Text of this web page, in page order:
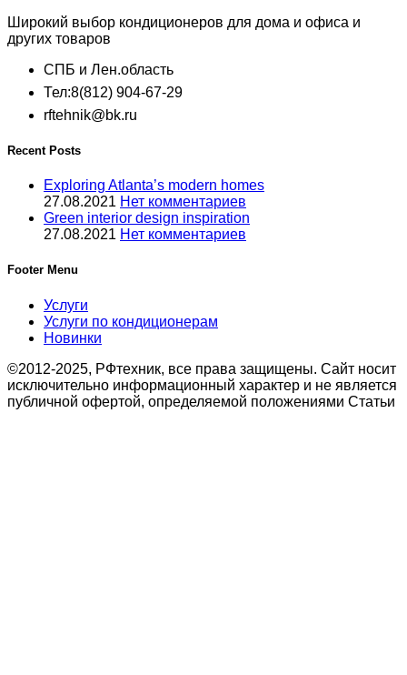
Широкий выбор кондиционеров для дома и офиса и
других товаров
СПБ и Лен.область
Тел:8(812) 904-67-29
rftehnik@bk.ru
Recent Posts
Exploring Atlanta’s modern homes
27.08.2021 Нет комментариев
Green interior design inspiration
27.08.2021 Нет комментариев
Footer Menu
Услуги
Услуги по кондиционерам
Новинки
©2012-2025, РФтехник, все права защищены. Сайт носит
исключительно информационный характер и не является
публичной офертой, определяемой положениями Статьи